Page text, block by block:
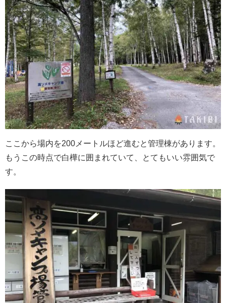
ここから場内を200メートルほど進むと管理棟があります。
もうこの時点で白樺に囲まれていて、とてもいい雰囲気で
す。